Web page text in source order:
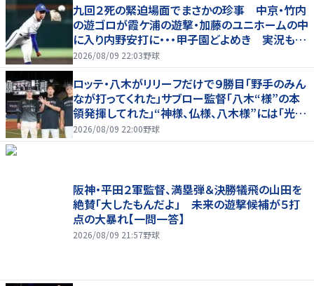
九回２死の緊迫場面でまさかの珍事 中京・竹内
の遊ゴロが霞ケ浦の遊撃・加藤のユニホームの中
に入り内野安打に・・・甲子園どよめき 実況も驚
き「おっと！」
2026/08/09 22:03野球
ロッテ・八木がリリーフだけで９勝目「野手のみん
なが打ってくれた」サブロー監督「八木“様”の本
領発揮してれた」“神様、仏様、八木様”には「光栄
です」
2026/08/09 22:00野球
阪神・平田２軍監督、満塁弾＆決勝犠飛の山田を
絶賛「大したもんだよ」 未来の遊撃候補が５打
点の大暴れ【一問一答】
2026/08/09 21:57野球